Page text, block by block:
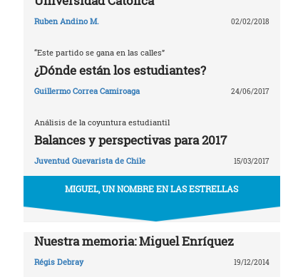
Ruben Andino M. 02/02/2018
“Este partido se gana en las calles”
¿Dónde están los estudiantes?
Guillermo Correa Camiroaga 24/06/2017
Análisis de la coyuntura estudiantil
Balances y perspectivas para 2017
Juventud Guevarista de Chile 15/03/2017
MIGUEL, UN NOMBRE EN LAS ESTRELLAS
Nuestra memoria: Miguel Enríquez
Régis Debray 19/12/2014